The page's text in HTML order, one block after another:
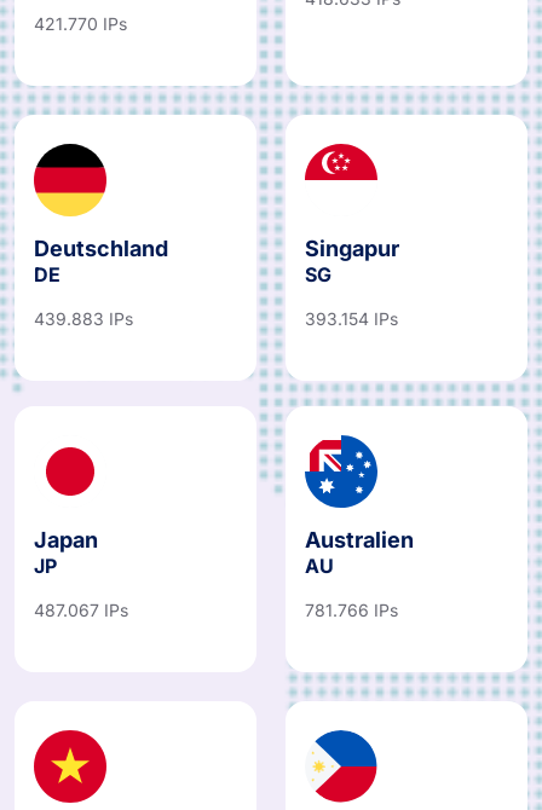
421.770 IPs
Deutschland
DE
439.883 IPs
Singapur
SG
393.154 IPs
Japan
JP
487.067 IPs
Australien
AU
781.766 IPs